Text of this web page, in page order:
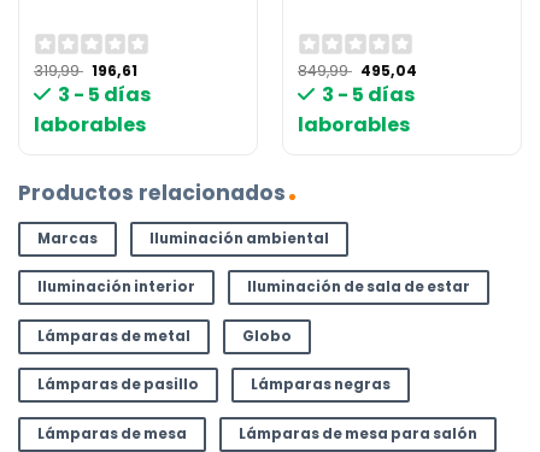
319,99 El
precio
original
era:
319,99 €.
196,61
actual
196,61 €.
3 - 5 días
laborables
849,99 El
precio
original
era:
849,99 €.
495,04
3 - 5 días
laborables
Productos relacionados
Marcas Iluminación ambiental
Iluminación interior Iluminación de sala de estar
Lámparas de metal Globo
Lámparas de pasillo Lámparas negras
Lámparas de mesa Lámparas de mesa para salón